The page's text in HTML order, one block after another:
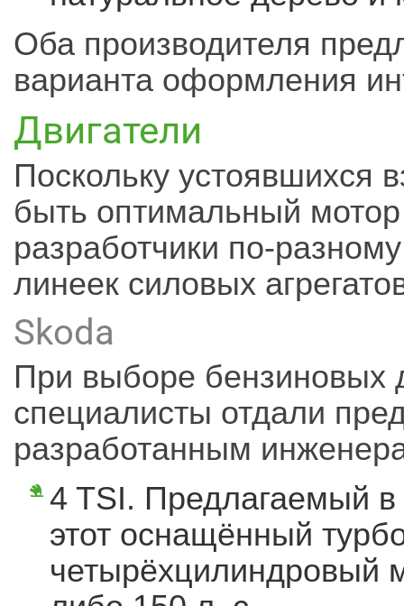
Оба производителя
варианта оформления
Двигатели
Поскольку устоявшихся
быть оптимальный
разработчики по-
линеек силовых
Skoda
При выборе бензиновых
специалисты отдали
разработанным
4 TSI. Предлагаемый в
этот оснащённый
четырёхцилиндровый